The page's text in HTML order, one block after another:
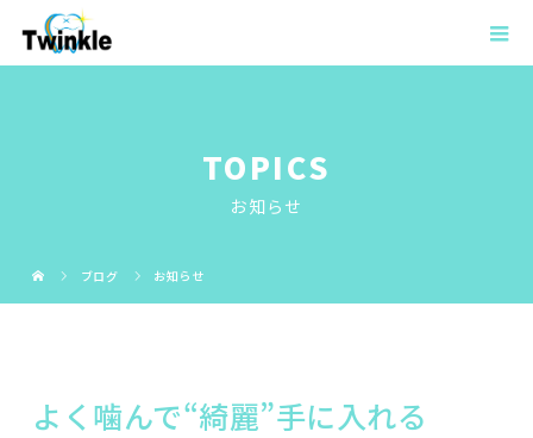
TOPICS
お知らせ
ブログ お知らせ
よく噛んで“綺麗”手に入れる